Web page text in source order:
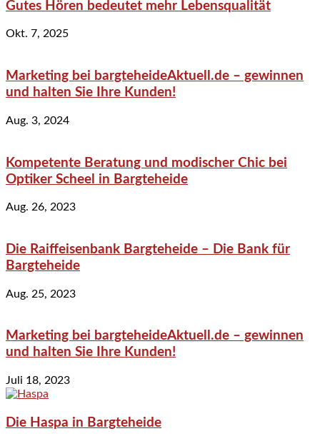
Gutes Hören bedeutet mehr Lebensqualität
Okt. 7, 2025
Marketing bei bargteheideAktuell.de – gewinnen
und halten Sie Ihre Kunden!
Aug. 3, 2024
Kompetente Beratung und modischer Chic bei
Optiker Scheel in Bargteheide
Aug. 26, 2023
Die Raiffeisenbank Bargteheide – Die Bank für
Bargteheide
Aug. 25, 2023
Marketing bei bargteheideAktuell.de – gewinnen
und halten Sie Ihre Kunden!
Juli 18, 2023
Die Haspa in Bargteheide